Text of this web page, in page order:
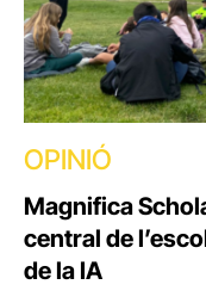
OPINIÓ
Magnifica
central de
de la IA